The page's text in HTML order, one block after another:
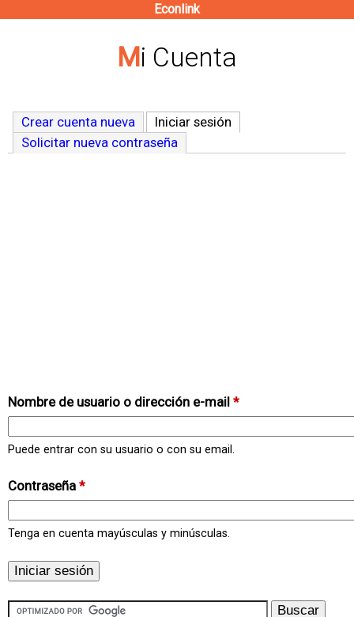
contenido
Econlink
Mi Cuenta
Crear cuenta nueva Iniciar sesión
Solicitar nueva contraseña
Nombre de usuario o dirección e-mail *
Puede entrar con su usuario o con su email.
Contraseña *
Tenga en cuenta mayúsculas y minúsculas.